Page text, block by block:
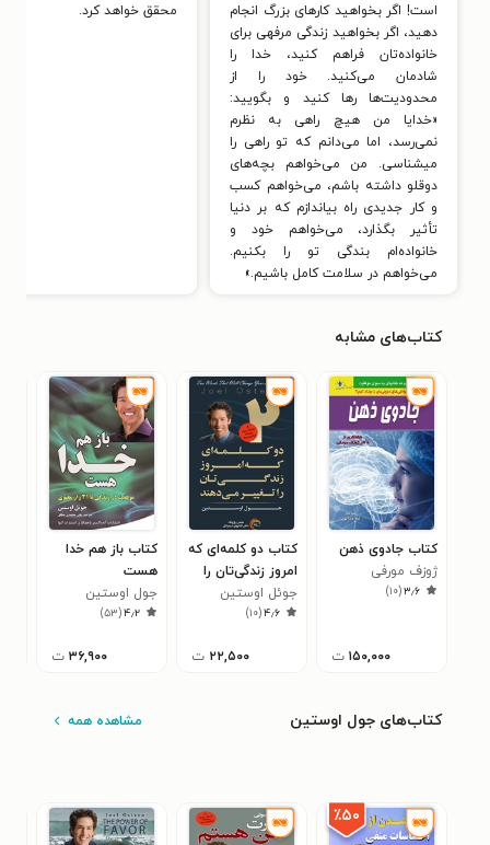
است! اگر بخواهید کارهای بزرگ انجام
دهید، اگر بخواهید زندگی مرفهی برای
خانواده‌تان فراهم کنید، خدا را
شادمان می‌کنید. خود را از
محدودیت‌ها رها کنید و بگویید:
«خدایا من هیچ راهی به نظرم
نمی‌رسد، اما می‌دانم که تو راهی را
میشناسی. من می‌خواهم بچه‌های
دوقلو داشته باشم، می‌خواهم کسب
و کار جدیدی راه بیاندازم که بر دنیا
تأثیر بگذارد، می‌خواهم خود و
خانواده‌ام بندگی تو را بکنیم.
می‌خواهم در سلامت کامل باشیم.»
محقق خواهد کرد.
کتاب‌های مشابه
کتاب جادوی ذهن
ژوزف مورفی
۳٫۶(۱۰)
۱۵۰,۰۰۰ ت
کتاب دو کلمه‌ای که
امروز زندگی‌تان را
تغییر می‌دهند
جوئل اوستین
۴٫۶(۱۰)
۲۲,۵۰۰ ت
کتاب باز هم خدا
هست
جول اوستین
۴٫۲(۵۳)
۳۶,۹۰۰ ت
کتاب‌های جول اوستین مشاهده همه
٪۵۰